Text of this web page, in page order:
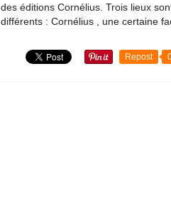
des éditions Cornélius. Trois lieux
différents : Cornélius , une certaine
Repost